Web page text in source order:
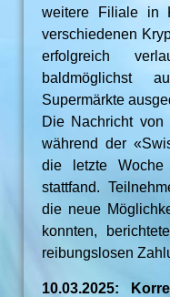
weitere Filiale in
verschiedenen
erfolgreich
baldmöglichst
Supermärkte
Die Nachricht
während der
die letzte
stattfand.
die neue
konnten,
reibungslosen
10.03.2025: